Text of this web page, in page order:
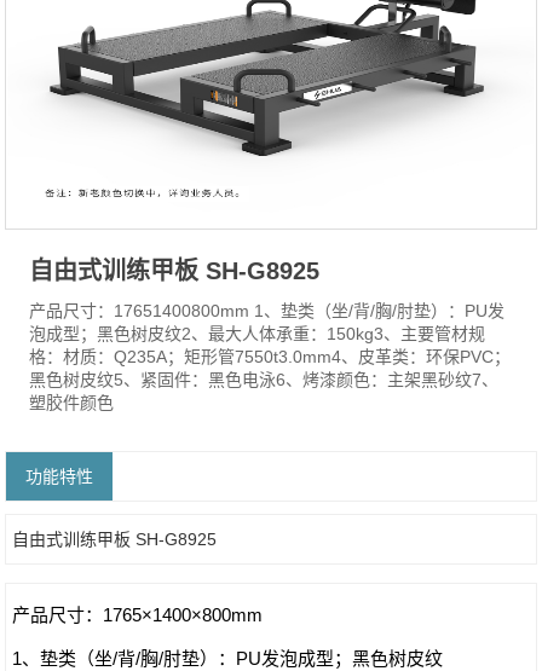
自由式训练甲板 SH-G8925
产品尺寸：17651400800mm 1、垫类（坐/背/胸/肘垫）：PU发
泡成型；黑色树皮纹2、最大人体承重：150kg3、主要管材规
格：材质：Q235A；矩形管7550t3.0mm4、皮革类：环保PVC；
黑色树皮纹5、紧固件：黑色电泳6、烤漆颜色：主架黑砂纹7、
塑胶件颜色
功能特性
自由式训练甲板 SH-G8925
产品尺寸：1765×1400×800mm
1、垫类（坐/背/胸/肘垫）：PU发泡成型；黑色树皮纹